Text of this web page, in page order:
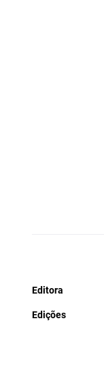
Editora
Edições